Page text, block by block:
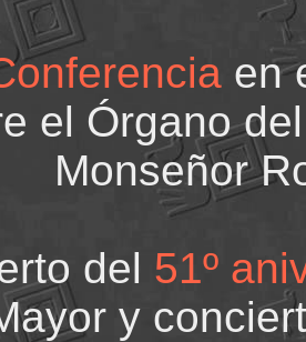
en
el Órgano
Monseñor
del 51º
y